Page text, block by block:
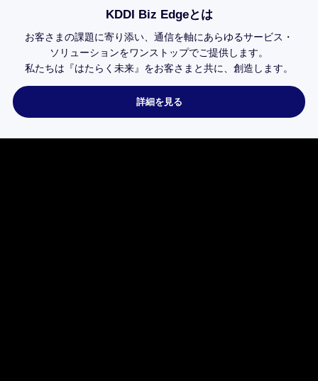
KDDI Biz Edgeとは
お客さまの課題に寄り添い、 通信を軸にあらゆるサービス・
ソリューションをワンストップでご提供します。
私たちは 『はたらく未来』をお客さまと共に、 創造します。
詳細を見る